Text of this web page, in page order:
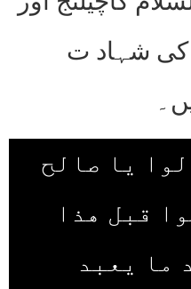
کی شہاد ت
يا صالح
قبل هذا
ما يعبد